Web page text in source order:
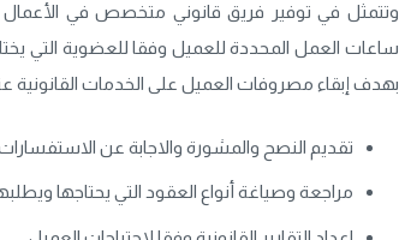
وتتمثل في توفير فريق قانوني متخصص في الأعمال
ساعات العمل المحددة للعميل وفقا للعضوية التي
بهدف إبقاء مصروفات العميل على الخدمات القانونية
تقديم النصح والمشورة والاجابة عن الاستفسارات
مراجعة وصياغة أنواع العقود التي يحتاجها